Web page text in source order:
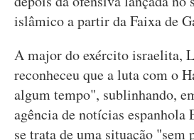
islâmico a partir da Faixa de
A major do exército israelita,
reconheceu que a luta com o
algum tempo", sublinhando,
agência de notícias espanhola
se trata de uma situação "sem